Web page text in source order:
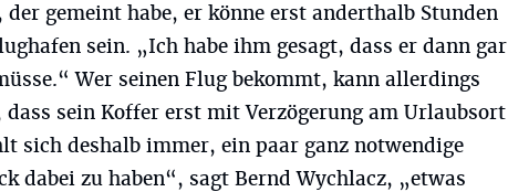
der gemeint habe, er könne erst anderthalb Stunden
sein. „Ich habe ihm gesagt, dass er dann gar
Wer seinen Flug bekommt, kann allerdings
dass sein Koffer erst mit Verzögerung am Urlaubsort
sich deshalb immer, ein paar ganz notwendige
dabei zu haben“, sagt Bernd Wychlacz, „etwas